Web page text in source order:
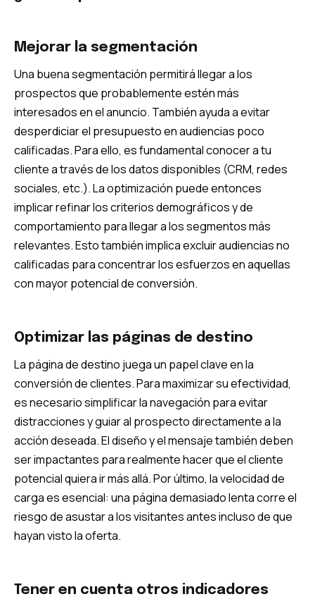
Mejorar la segmentación
Una buena segmentación permitirá llegar a los
prospectos que probablemente estén más
interesados ​​en el anuncio. También ayuda a evitar
desperdiciar el presupuesto en audiencias poco
calificadas. Para ello, es fundamental conocer a tu
cliente a través de los datos disponibles (CRM, redes
sociales, etc.). La optimización puede entonces
implicar refinar los criterios demográficos y de
comportamiento para llegar a los segmentos más
relevantes. Esto también implica excluir audiencias no
calificadas para concentrar los esfuerzos en aquellas
con mayor potencial de conversión.
Optimizar las páginas de destino
La página de destino juega un papel clave en la
conversión de clientes. Para maximizar su efectividad,
es necesario simplificar la navegación para evitar
distracciones y guiar al prospecto directamente a la
acción deseada. El diseño y el mensaje también deben
ser impactantes para realmente hacer que el cliente
potencial quiera ir más allá. Por último, la velocidad de
carga es esencial: una página demasiado lenta corre el
riesgo de asustar a los visitantes antes incluso de que
hayan visto la oferta.
Tener en cuenta otros indicadores